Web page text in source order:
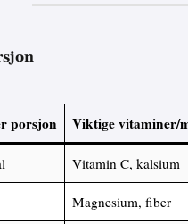
porsjon Viktige vitaminer/
Vitamin C, kalsium
Magnesium, fiber